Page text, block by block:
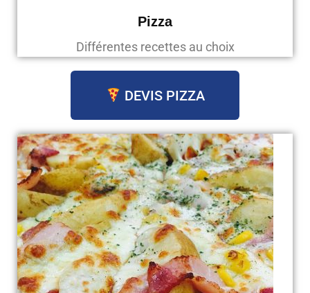
Pizza
Différentes recettes au choix
DEVIS PIZZA